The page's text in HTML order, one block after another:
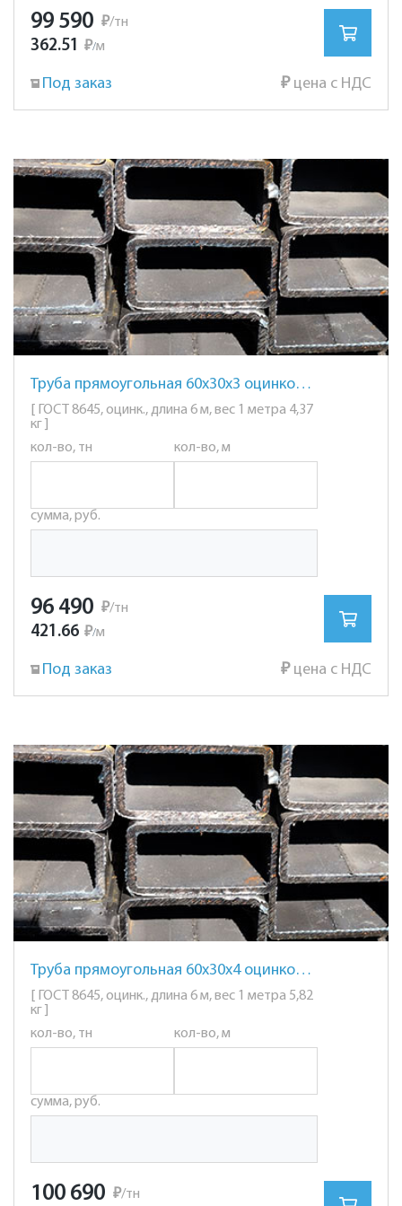
99 590 ₽/тн
362.51 ₽/м
Под заказ ₽цена с НДС
Труба прямоугольная 60х30х3 оцинкованная
[ ГОСТ 8645, оцинк., длина 6 м, вес 1 метра 4,37
кг ]
кол-во, тн
кол-во, м
сумма, руб.
96 490 ₽/тн
421.66 ₽/м
Под заказ ₽цена с НДС
Труба прямоугольная 60х30х4 оцинкованная
[ ГОСТ 8645, оцинк., длина 6 м, вес 1 метра 5,82
кг ]
кол-во, тн
кол-во, м
сумма, руб.
100 690 ₽/тн